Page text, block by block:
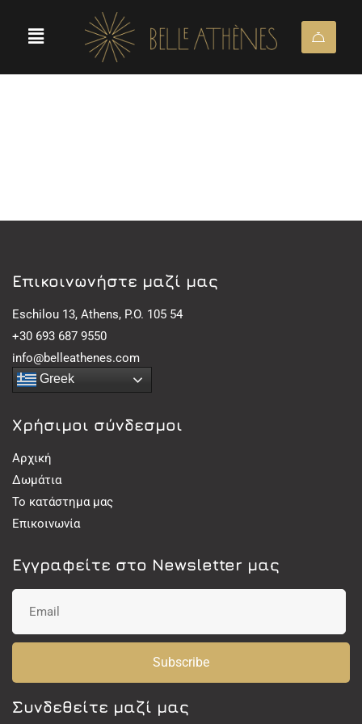
Eπικοινωνήστε μαζί μας
Eschilou 13, Athens, P.O. 105 54
+30 693 687 9550
info@belleathenes.com
Greek
Χρήσιμοι σύνδεσμοι
Αρχική
Δωμάτια
Το κατάστημα μας
Επικοινωνία
Εγγραφείτε στο Newsletter μας
Subscribe
Συνδεθείτε μαζί μας